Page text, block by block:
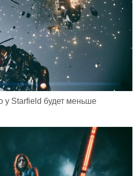
у Starfield будет меньше